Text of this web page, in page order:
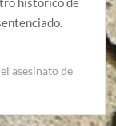
asesinato de